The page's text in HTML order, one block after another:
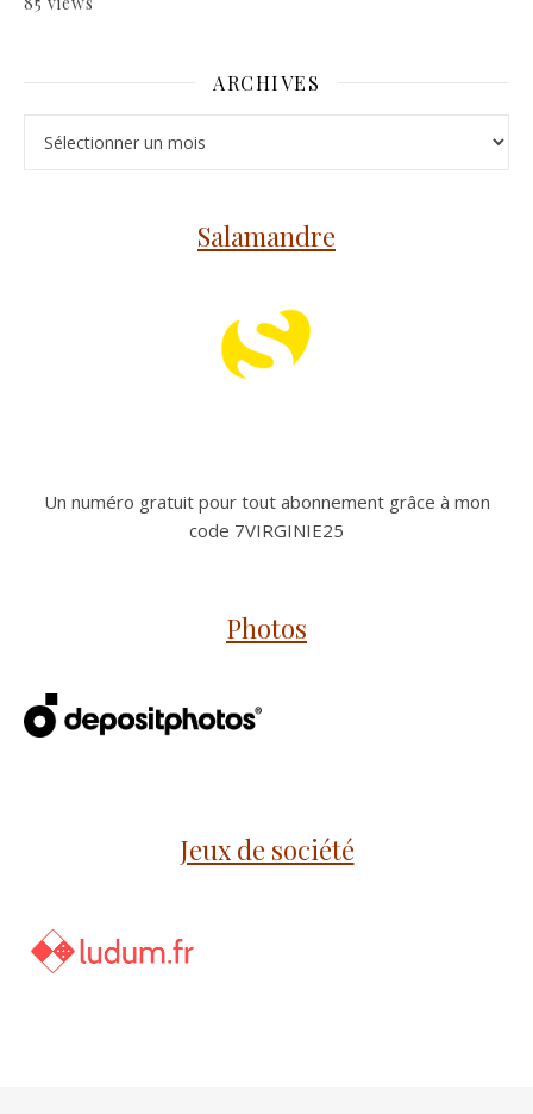
ARCHIVES
Salamandre
Un numéro gratuit pour tout abonnement grâce à mon
code 7VIRGINIE25
Photos
Jeux de société